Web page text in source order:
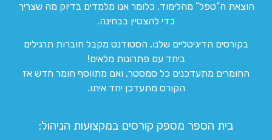
הוצאת ה”טפל” מהלימוד. כלומר אנו מלמדים בדיוק מה שצריך
כדי להצטיין בבחינה.
בקורסים הדיגיטליים שלנו, הסטודנט מקבל חוברות תרגילים
ביחד עם פתרונות מלאים!
החומרים מתעדכנים כל סמסטר, ואם מתווסף חומר חדש אז
הקורס מתעדכן יחד איתו.
בית הספר מספק קורסים במקצועות הניהול: